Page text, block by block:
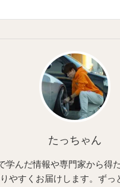
たっちゃん
学んだ情報や専門家から得
やすくお届けします。ずっ